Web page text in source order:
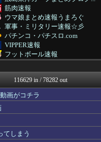
筋肉速報
ウマ娘まとめ速報うまろぐ
軍事・ミリタリー速報☆彡
パチンコ・パチスロ.com
VIPPER速報
フットボール速報
素敵な鬼女様
鬼女の宅配便 - 修羅場・...
まとめCUP
ゴールデンタイムズ
トレンドの通り道
トレンドの通り道
116629 in / 78282 out
画がコチラ
てしまう